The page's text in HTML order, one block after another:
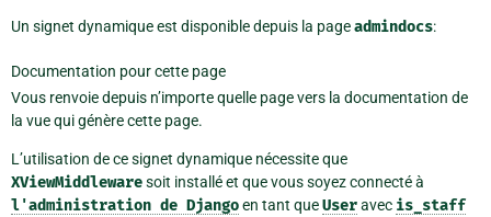
Un signet dynamique est disponible depuis la pageadmindocs:
Documentation pour cette page
Vous renvoie depuis n’importe quelle page vers la documentation de
la vue qui génère cette page.
L’utilisation de ce signet dynamique nécessite que
XViewMiddlewaresoit installé et que vous soyez connecté à
l'administration de Djangoen tant queUseravec is_staff